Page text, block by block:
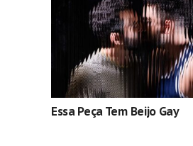
Essa Peça Tem Beijo Gay